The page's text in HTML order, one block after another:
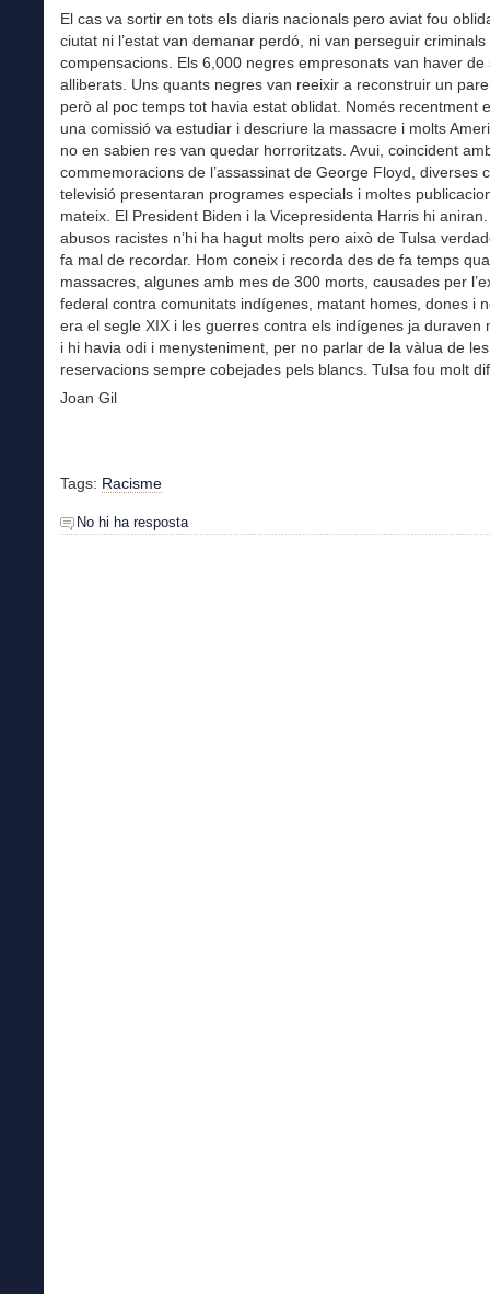
El cas va sortir en tots els diaris nacionals pero aviat fou
ciutat ni l’estat van demanar perdó, ni van perseguir
compensacions. Els 6,000 negres empresonats van haver de
alliberats. Uns quants negres van reeixir a reconstruir un
però al poc temps tot havia estat oblidat. Només recentment
una comissió va estudiar i descriure la massacre i molts
no en sabien res van quedar horroritzats. Avui, coincident
commemoracions de l’assassinat de George Floyd, diverses
televisió presentaran programes especials i moltes
mateix. El President Biden i la Vicepresidenta Harris hi
abusos racistes n’hi ha hagut molts pero això de Tulsa
fa mal de recordar. Hom coneix i recorda des de fa temps
massacres, algunes amb mes de 300 morts, causades per
federal contra comunitats indígenes, matant homes, dones i
era el segle XIX i les guerres contra els indígenes ja duraven
i hi havia odi i menysteniment, per no parlar de la vàlua de
reservacions sempre cobejades pels blancs. Tulsa fou molt
Joan Gil
Tags: Racisme
No hi ha resposta